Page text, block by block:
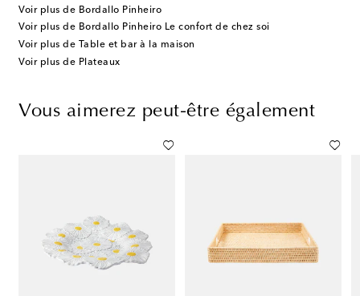
Voir plus de Bordallo Pinheiro
Voir plus de Bordallo Pinheiro Le confort de chez soi
Voir plus de Table et bar à la maison
Voir plus de Plateaux
Vous aimerez peut-être également